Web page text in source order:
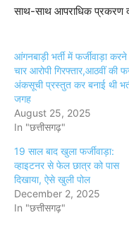
साथ-साथ आपराधिक प्रकरण
आंगनबाड़ी भर्ती में फर्जीवाड़ा
चार आरोपी गिरफ्तार,आठवीं की
अंकसूची प्रस्तुत कर बनाई थी
जगह
August 25, 2025
In "छत्तीसगढ़"
19 साल बाद खुला फर्जीवाड़ा:
व्हाइटनर से फेल छात्र को पास
दिखाया, ऐसे खुली पोल
December 2, 2025
In "छत्तीसगढ़"